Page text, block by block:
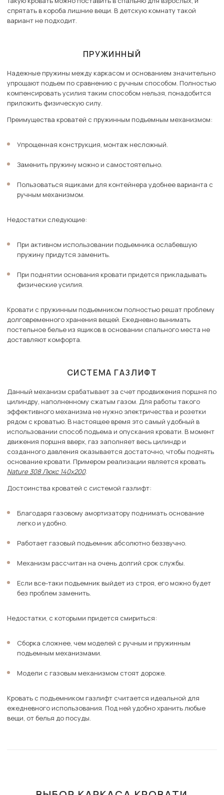
спрятать в короба лишние вещи. В детскую комнату такой
вариант не подходит.
ПРУЖИННЫЙ
Надежные пружины между каркасом и основанием значительно
упрощают подъем по сравнению с ручным способом. Полностью
компенсировать усилия таким способом нельзя, понадобится
приложить физическую силу.
Преимущества кроватей с пружинным подъемным механизмом:
Упрощенная конструкция, монтаж несложный.
Заменить пружину можно и самостоятельно.
Пользоваться ящиками для контейнера удобнее варианта с
ручным механизмом.
Недостатки следующие:
При активном использовании подъемника ослабевшую
пружину придутся заменить.
При поднятии основания кровати придется прикладывать
физические усилия.
Кровати с пружинным подъемником полностью решат проблему
долговременного хранения вещей. Ежедневно вынимать
постельное белье из ящиков в основании спального места не
доставляют комфорта.
СИСТЕМА ГАЗЛИФТ
Данный механизм срабатывает за счет продвижения поршня по
цилиндру, наполненному сжатым газом. Для работы такого
эффективного механизма не нужно электричества и розетки
рядом с кроватью. В настоящее время это самый удобный в
использовании способ подъема и опускания кровати. В момент
движения поршня вверх, газ заполняет весь цилиндр и
созданного давления оказывается достаточно, чтобы поднять
основание кровати. Примером реализации является кровать
Nature 308 Люкс 140х200.
Достоинства кроватей с системой газлифт:
Благодаря газовому амортизатору поднимать основание
легко и удобно.
Работает газовый подъемник абсолютно беззвучно.
Механизм рассчитан на очень долгий срок службы.
Если все-таки подъемник выйдет из строя, его можно будет
без проблем заменить.
Недостатки, с которыми придется смириться:
Сборка сложнее, чем моделей с ручным и пружинным
подъемным механизмами.
Модели с газовым механизмом стоят дороже.
Кровать с подъемником газлифт считается идеальной для
ежедневного использования. Под ней удобно хранить любые
вещи, от белья до посуды.